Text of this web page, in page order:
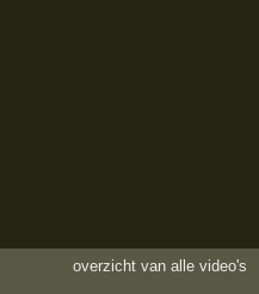
overzicht van alle video's